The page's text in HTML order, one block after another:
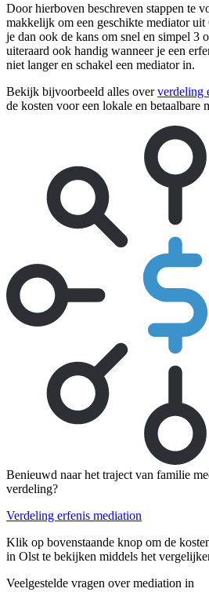
Door hierboven beschreven stappen te
makkelijk om een geschikte mediator
je dan ook de kans om snel en simpel 3
uiteraard ook handig wanneer je een
niet langer en schakel een mediator in.
Bekijk bijvoorbeeld alles oververdeling
de kosten voor een lokale en betaalbare
Benieuwd naar het traject van familie
verdeling?
Verdeling erfenis mediation
Klik op bovenstaande knop om de
in Olst te bekijken middels het
Veelgestelde vragen over mediation in